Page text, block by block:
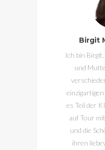
Birgit
Ich bin
und
es Teil der
auf Tour
und die
ihren